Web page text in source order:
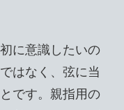
に意識したいの
はなく、弦に当
です。親指用の